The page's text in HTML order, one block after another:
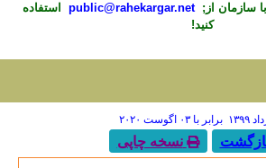
سازمان از;public@rahekargar.net
استفاده
کنید!
نسخه چاپی